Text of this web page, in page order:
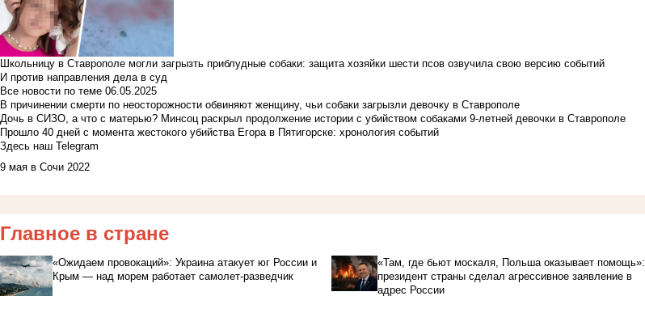
Школьницу в Ставрополе могли загрызть приблудные собаки: защита хозяйки шести псов озвучила свою версию событий
И против направления дела в суд
Все новости по теме 06.05.2025
В причинении смерти по неосторожности обвиняют женщину, чьи собаки загрызли девочку в Ставрополе
Дочь в СИЗО, а что с матерью? Минсоц раскрыл продолжение истории с убийством собаками 9-летней девочки в Ставрополе
Прошло 40 дней с момента жестокого убийства Егора в Пятигорске: хронология событий
Здесь наш Telegram
9 мая в Сочи 2022
Главное в стране
«Ожидаем провокаций»: Украина атакует юг России и
Крым — над морем работает самолет-разведчик
«Там, где бьют москаля, Польша оказывает помощь»:
президент страны сделал агрессивное заявление в
адрес России